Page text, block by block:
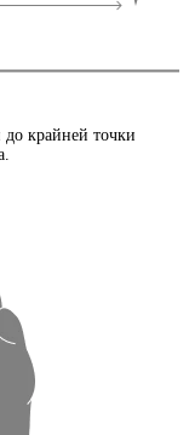
до крайней точки